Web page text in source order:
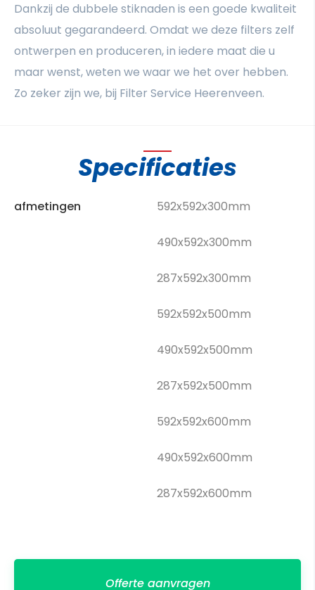
Dankzij de dubbele stiknaden is een goede kwaliteit
absoluut gegarandeerd. Omdat we deze filters zelf
ontwerpen en produceren, in iedere maat die u
maar wenst, weten we waar we het over hebben.
Zo zeker zijn we, bij Filter Service Heerenveen.
Specificaties
afmetingen 592x592x300mm
490x592x300mm
287x592x300mm
592x592x500mm
490x592x500mm
287x592x500mm
592x592x600mm
490x592x600mm
287x592x600mm
Offerte aanvragen